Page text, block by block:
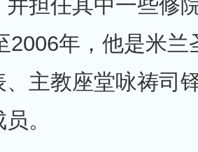
并担任其中一些修
2006年，他是米兰
、主教座堂咏祷司
。